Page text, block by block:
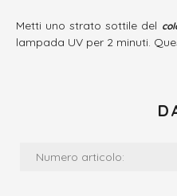
Metti uno strato sottile del
lampada UV per 2 minuti.
Numero articolo: